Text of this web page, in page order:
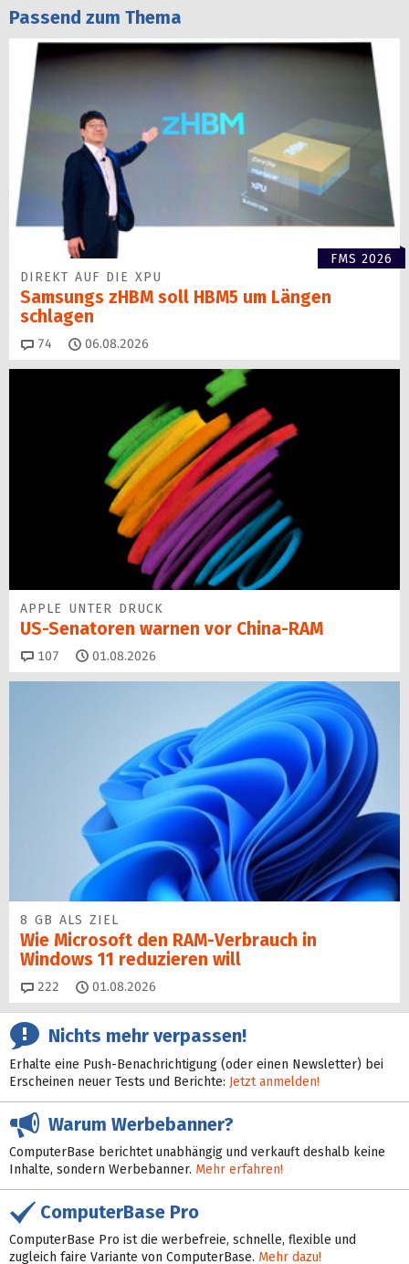
Passend zum Thema
FMS 2026
DIREKT AUF DIE XPU
Samsungs zHBM soll HBM5 um Längen
schlagen
74 Kommentare
06.08.2026
APPLE UNTER DRUCK
US-Senatoren warnen vor China-RAM
107 Kommentare
01.08.2026
8 GB ALS ZIEL
Wie Microsoft den RAM-Verbrauch in
Windows 11 reduzieren will
222 Kommentare
01.08.2026
Nichts mehr verpassen!
Erhalte eine Push-Benachrichtigung (oder einen Newsletter) bei
Erscheinen neuer Tests und Berichte: Jetzt anmelden!
Warum Werbebanner?
ComputerBase berichtet unabhängig und verkauft deshalb keine
Inhalte, sondern Werbebanner. Mehr erfahren!
ComputerBase Pro
ComputerBase Pro ist die werbefreie, schnelle, flexible und
zugleich faire Variante von ComputerBase. Mehr dazu!